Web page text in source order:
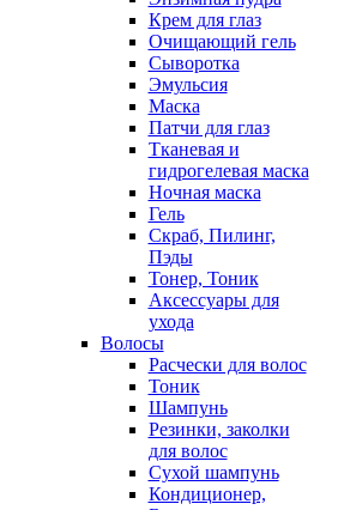
Крем для глаз
Очищающий гель
Сыворотка
Эмульсия
Маска
Патчи для глаз
Тканевая и
гидрогелевая маска
Ночная маска
Гель
Скраб, Пилинг,
Пэды
Тонер, Тоник
Аксессуары для
ухода
Волосы
Расчески для волос
Тоник
Шампунь
Резинки, заколки
для волос
Сухой шампунь
Кондиционер,